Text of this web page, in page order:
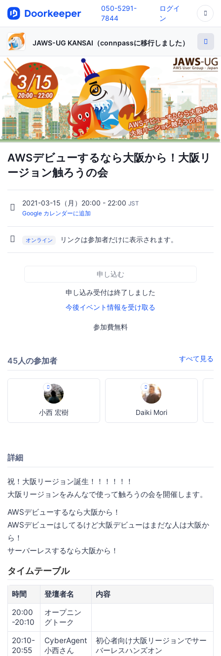
050-5291-
7844
ログイ
ン
JAWS-UG KANSAI（connpassに移行しました）
AWSデビューするなら大阪から！大阪リ
ージョン触ろうの会
2021-03-15（月）20:00 - 22:00 JST
Google カレンダーに追加
オンライン リンクは参加者だけに表示されます。
申し込む
申し込み受付は終了しました
今後イベント情報を受け取る
参加費無料
45人の参加者 すべて見る
小西 宏樹 Daiki Mori
詳細
祝！大阪リージョン誕生！！！！！！
大阪リージョンをみんなで使って触ろうの会を開催します。
AWSデビューするなら大阪から！
AWSデビューはしてるけど大阪デビューはまだな人は大阪か
ら！
サーバーレスするなら大阪から！
タイムテーブル
時間 登壇者名
内容
20:00
-20:10
オープニン
グトーク
20:10-
20:55
CyberAgent
小西さん
初心者向け大阪リージョンでサー
バーレスハンズオン